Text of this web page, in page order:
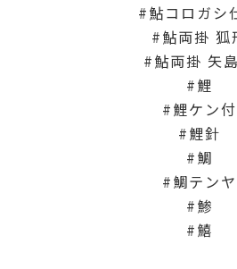
鮎コロガシ
鮎両掛 狐
鮎両掛 矢
鯉
鯉ケン付
鯉針
鯛
鯛テンヤ
鯵
鱚